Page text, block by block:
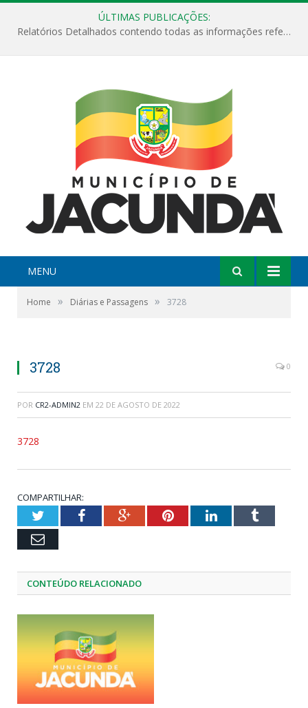
ÚLTIMAS PUBLICAÇÕES:
Relatórios Detalhados contendo todas as informações referentes a execução de recursos destinados ao fomento de projetos culturais no Município de Jacundá entre os anos de 2022 ao presente ano de 2026.
MENU
Home » Diárias e Passagens » 3728
3728 0
POR CR2-ADMIN2 EM 22 DE AGOSTO DE 2022
3728
COMPARTILHAR:
TwitterFacebookGoogle+PinterestLinkedInTumblr
Email
CONTEÚDO RELACIONADO